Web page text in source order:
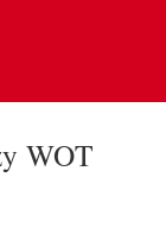
WOT